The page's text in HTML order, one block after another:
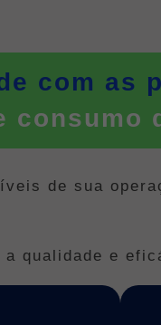
com as
consumo
de sua
qualidade e